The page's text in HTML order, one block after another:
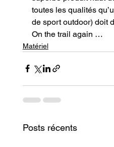
toutes les qualités
de sport outdoor) doit
On the trail again …
Matériel
Posts récents